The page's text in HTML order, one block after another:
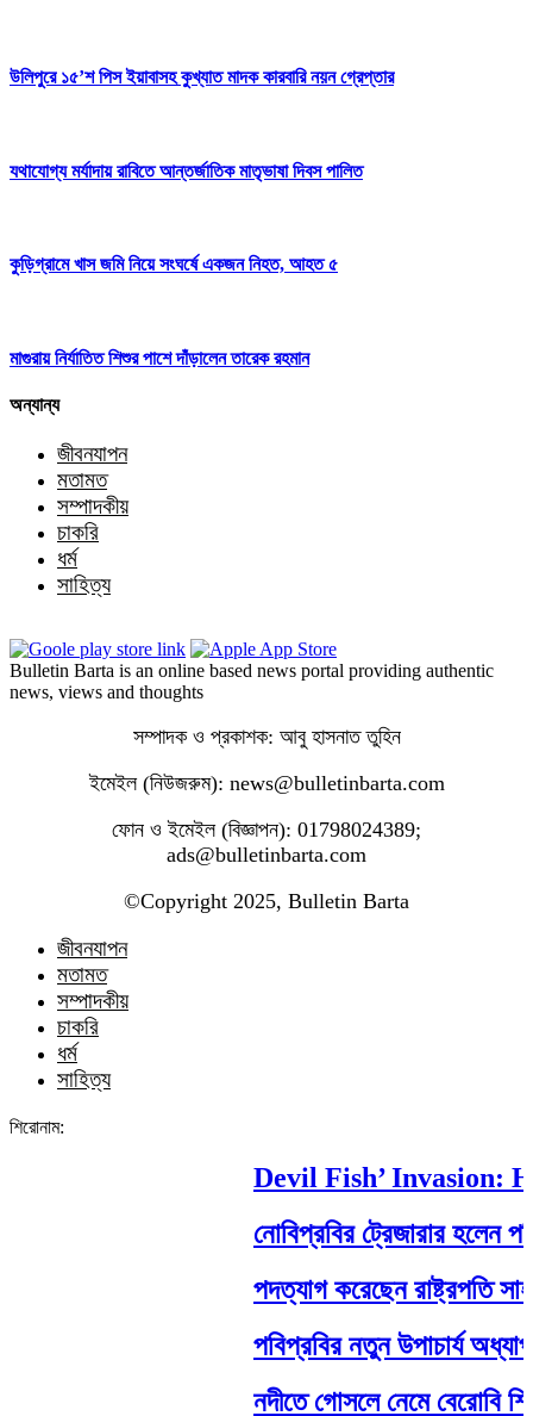
উলিপুরে ১৫’শ পিস ইয়াবাসহ কুখ্যাত মাদক কারবারি নয়ন গ্রেপ্তার
যথাযোগ্য মর্যাদায় রাবিতে আন্তর্জাতিক মাতৃভাষা দিবস পালিত
কুড়িগ্রামে খাস জমি নিয়ে সংঘর্ষে একজন নিহত, আহত ৫
মাগুরায় নির্যাতিত শিশুর পাশে দাঁড়ালেন তারেক রহমান
অন্যান্য
জীবনযাপন
মতামত
সম্পাদকীয়
চাকরি
ধর্ম
সাহিত্য
Bulletin Barta is an online based news portal providing authentic
news, views and thoughts
সম্পাদক ও প্রকাশক: আবু হাসনাত তুহিন
ইমেইল (নিউজরুম): news@bulletinbarta.com
ফোন ও ইমেইল (বিজ্ঞাপন): 01798024389;
ads@bulletinbarta.com
©️Copyright 2025, Bulletin Barta
জীবনযাপন
মতামত
সম্পাদকীয়
চাকরি
ধর্ম
সাহিত্য
শিরোনাম:
Devil Fish’ Invasion:
নোবিপ্রবির ট্রেজারার হলেন
পদত্যাগ করেছেন রাষ্ট্রপতি
পবিপ্রবির নতুন উপাচার্য
নদীতে গোসলে নেমে বেরোবি